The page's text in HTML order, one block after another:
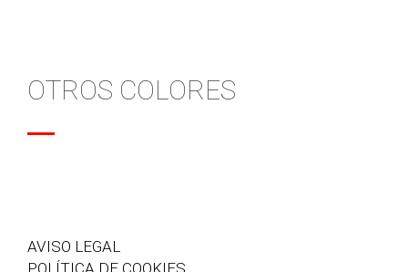
OTROS COLORES
AVISO LEGAL
POLÍTICA DE COOKIES